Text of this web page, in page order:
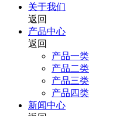
关于我们
返回
产品中心
返回
产品一类
产品二类
产品三类
产品四类
新闻中心